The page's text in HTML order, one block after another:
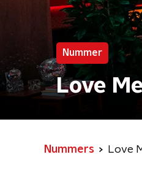
Nummer
Love
Nummers Love